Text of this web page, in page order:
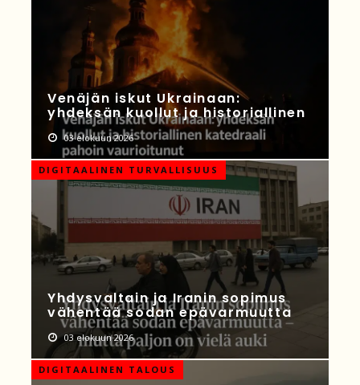
Venäjän iskut Ukrainaan:
yhdeksän kuollut ja historiallinen
03 elokuun 2026
DIGITAALINEN TURVALLISUUS
Yhdysvaltain ja Iranin sopimus
vähentää sodan epävarmuutta
03 elokuun 2026
DIGITAALINEN TALOUS